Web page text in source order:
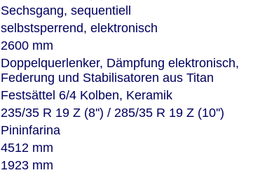
Sechsgang, sequentiell
selbstsperrend, elektronisch
2600 mm
Doppelquerlenker, Dämpfung elektronisch,
Federung und Stabilisatoren aus Titan
Festsättel 6/4 Kolben, Keramik
235/35 R 19 Z (8'') / 285/35 R 19 Z (10'')
Pininfarina
4512 mm
1923 mm